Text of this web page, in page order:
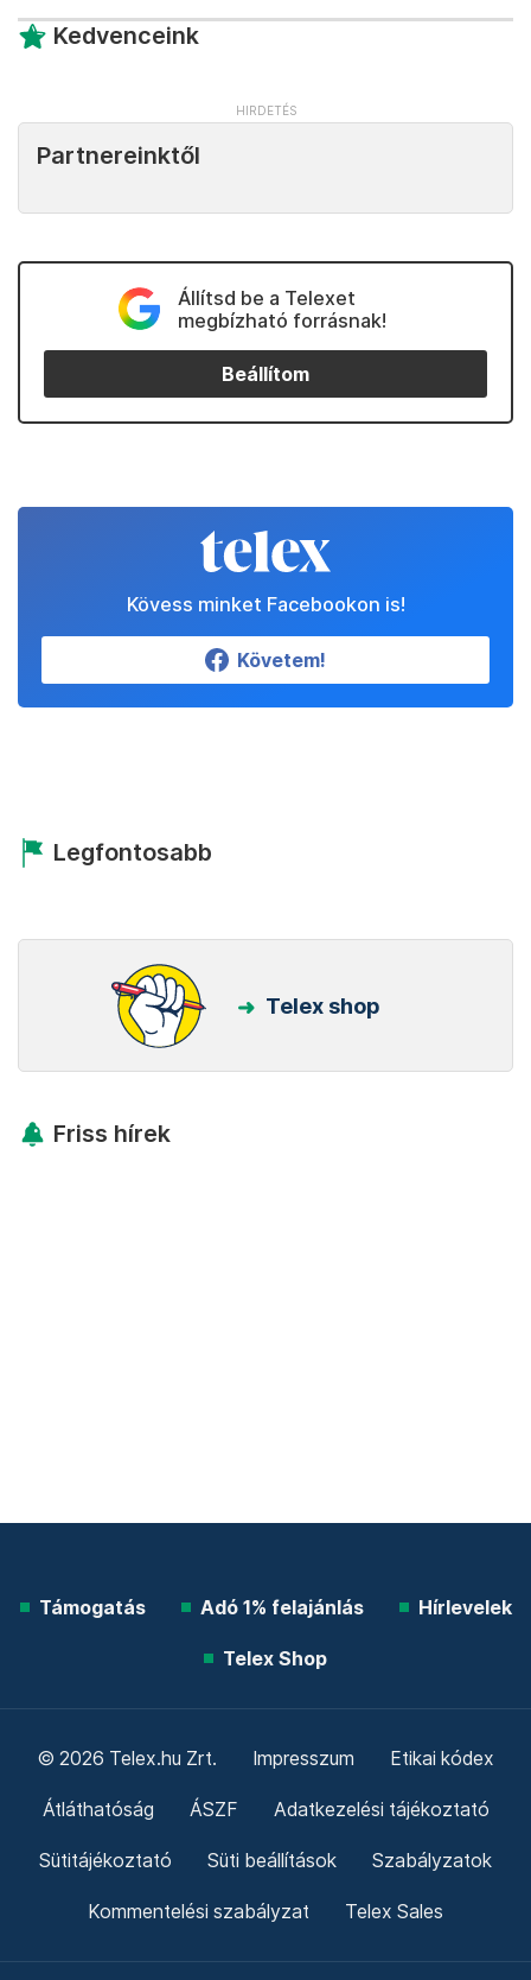
Kedvenceink
Partnereinktől
Állítsd be a Telexet
megbízható forrásnak!
Beállítom
Kövess minket Facebookon is!
Követem!
Legfontosabb
Telex shop
Friss hírek
Támogatás Adó 1% felajánlás Hírlevelek
Telex Shop
© 2026 Telex.hu Zrt. Impresszum Etikai kódex
Átláthatóság ÁSZF Adatkezelési tájékoztató
Sütitájékoztató Süti beállítások Szabályzatok
Kommentelési szabályzat Telex Sales